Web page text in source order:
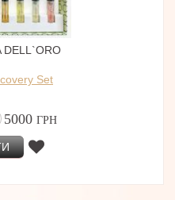
DELL`ORO
Set
5000 ГРН